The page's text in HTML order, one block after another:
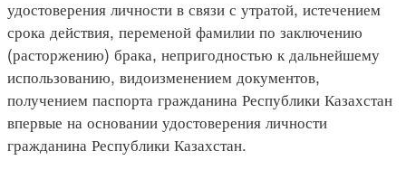
удостоверения личности в связи с утратой, истечением
срока действия, переменой фамилии по заключению
(расторжению) брака, непригодностью к дальнейшему
использованию, видоизменением документов,
получением паспорта гражданина Республики Казахстан
впервые на основании удостоверения личности
гражданина Республики Казахстан.